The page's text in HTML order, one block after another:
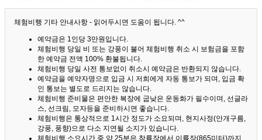
체험비행 기타 안내사항 - 읽어두시면 도움이 됩니다. ^^
예약금은 1인당 3만원입니다.
체험비행 당일 비 또는 강풍이 불어 체험비행 취소 시 보험금을 포함
한 예약금 전액 100% 환불됩니다.
체험비행 당일 사전 통보없이 취소시 예약금은 반환되지 않습니다.
예약금을 예약자명으로 입금 시 저희에게 자동 통보가 되며, 입금 확
인 통보는 별도로 드리지는 않습니다.
체험비행 준비물은 편안한 복장에 굽낮은 운동화가 필수이며, 선글라
스, 선크림, 모자등을 준비하시면 좋습니다.
체험비행은 통상적으로 1시간 정도가 소요되며, 현지사정(안개구름,
강풍, 풍향)으로 다소 지연될 소지가 있습니다.